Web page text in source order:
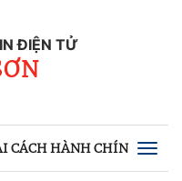
ĐIỆN TỬ
CÁCH HÀNH CHÍNH